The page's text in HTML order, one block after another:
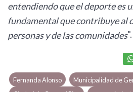
entendiendo que el deporte es
fundamental que contribuye al
personas y de las comunidades".
Fernanda Alonso
Municipalidad de